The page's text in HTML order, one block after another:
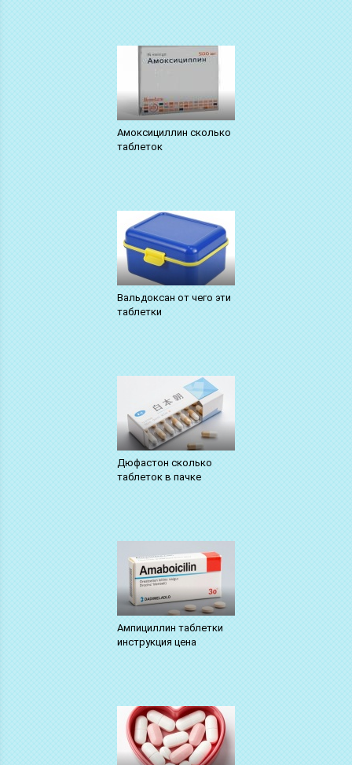
Амоксициллин сколько
таблеток
Вальдоксан от чего эти
таблетки
Дюфастон сколько
таблеток в пачке
Ампициллин таблетки
инструкция цена